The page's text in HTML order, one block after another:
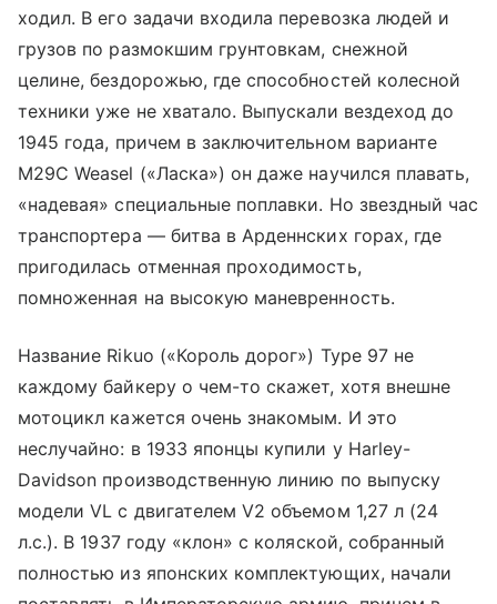
ходил. В его задачи входила перевозка людей и
грузов по размокшим грунтовкам, снежной
целине, бездорожью, где способностей колесной
техники уже не хватало. Выпускали вездеход до
1945 года, причем в заключительном варианте
M29C Weasel («Ласка») он даже научился плавать,
«надевая» специальные поплавки. Но звездный час
транспортера — битва в Арденнских горах, где
пригодилась отменная проходимость,
помноженная на высокую маневренность.
Название Rikuo («Король дорог») Type 97 не
каждому байкеру о чем-то скажет, хотя внешне
мотоцикл кажется очень знакомым. И это
неслучайно: в 1933 японцы купили у Harley-
Davidson производственную линию по выпуску
модели VL с двигателем V2 объемом 1,27 л (24
л.с.). В 1937 году «клон» с коляской, собранный
полностью из японских комплектующих, начали